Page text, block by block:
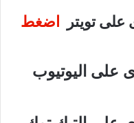
على تويتر اضغط
على اليوتيوب